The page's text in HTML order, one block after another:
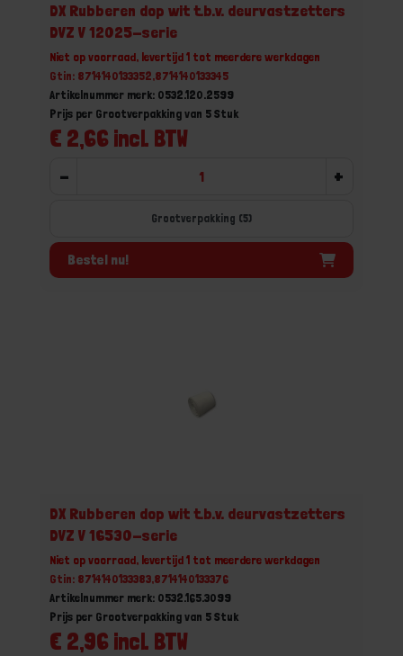
DX Rubberen dop wit t.b.v. deurvastzetters
DVZ V 12025-serie
Niet op voorraad, levertijd 1 tot meerdere werkdagen
Gtin: 8714140133352,8714140133345
Artikelnummer merk: 0532.120.2599
€ 2,66 incl. BTW
Prijs per Grootverpakking van 5 Stuk
- +
Grootverpakking (5)
Bestel nu!
DX Rubberen dop wit t.b.v. deurvastzetters
DVZ V 16530-serie
Niet op voorraad, levertijd 1 tot meerdere werkdagen
Gtin: 8714140133383,8714140133376
Artikelnummer merk: 0532.165.3099
€ 2,96 incl. BTW
Prijs per Grootverpakking van 5 Stuk